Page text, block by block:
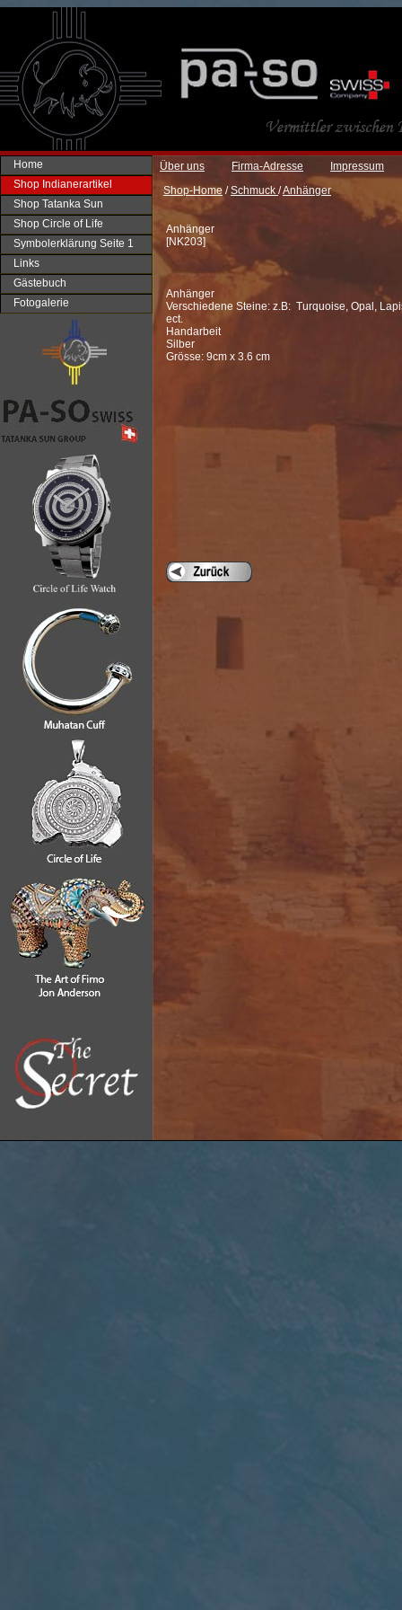
Home
Shop Indianerartikel
Shop Tatanka Sun
Shop Circle of Life
Symbolerklärung Seite 1
Links
Gästebuch
Fotogalerie
Über uns Firma-Adresse
Impressum
Shop-Home /Schmuck /Anhänger
Anhänger
[NK203]
Anhänger
Verschiedene Steine: z.B: Turquoise, Opal,
ect.
Handarbeit
Silber
Grösse: 9cm x 3.6 cm